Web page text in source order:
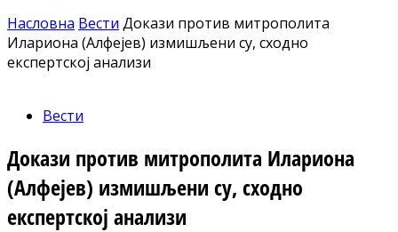
Насловна Вести Докази против митрополита
Илариона (Алфејев) измишљени су, сходно
експертској анализи
Вести
Докази против митрополита Илариона
(Алфејев) измишљени су, сходно
експертској анализи